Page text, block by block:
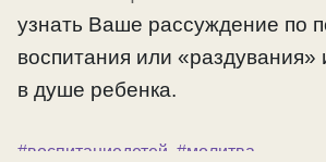
Ещё…
#пожертвование
узнать Ваше рассуждение по
воспитания или
в душе ребенка.
#воспитаниедетей #молитва